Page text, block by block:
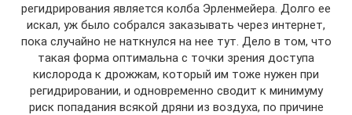
регидрирования является колба Эрленмейера. Долго ее
искал, уж было собрался заказывать через интернет,
пока случайно не наткнулся на нее тут. Дело в том, что
такая форма оптимальна с точки зрения доступа
кислорода к дрожжам, который им тоже нужен при
регидрировании, и одновременно сводит к минимуму
риск попадания всякой дряни из воздуха, по причине